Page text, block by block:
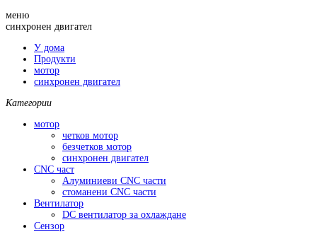
меню
синхронен двигател
У дома
Продукти
мотор
синхронен двигател
Категории
мотор
четков мотор
безчетков мотор
синхронен двигател
CNC част
Алуминиеви CNC части
стоманени CNC части
Вентилатор
DC вентилатор за охлаждане
Сензор